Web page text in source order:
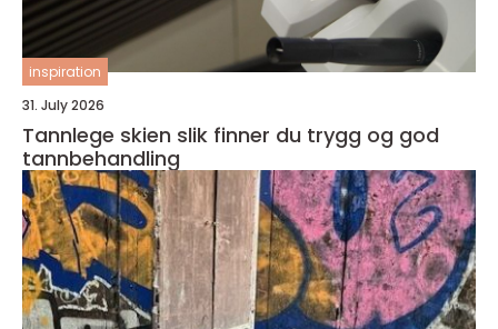
inspiration
31. July 2026
Tannlege skien slik finner du trygg og god
tannbehandling